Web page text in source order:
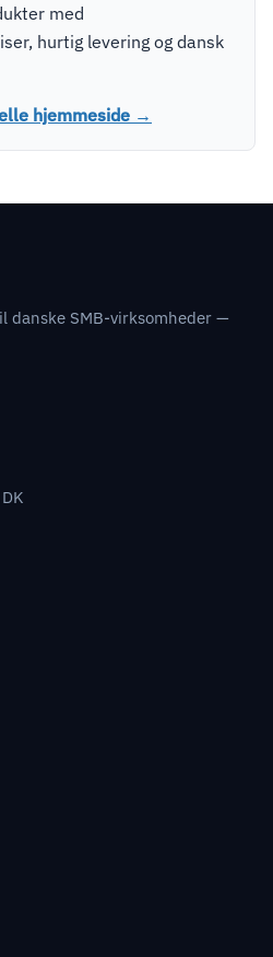
med
hurtig levering og dansk
hjemmeside →
danske SMB-virksomheder —